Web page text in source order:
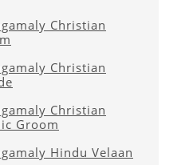
Christian
Christian
Christian
Groom
Hindu Velaan